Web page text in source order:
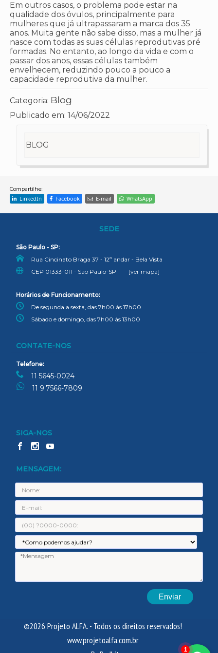
Em outros casos, o problema pode estar na
qualidade dos óvulos, principalmente para
mulheres que já ultrapassaram a marca dos 35
anos. Muita gente não sabe disso, mas a mulher já
nasce com todas as suas células reprodutivas pré
formadas. No entanto, ao longo da vida e com o
passar dos anos, essas células também
envelhecem, reduzindo pouco a pouco a
capacidade reprodutiva da mulher.
Categoria: Blog
Publicado em: 14/06/2022
BLOG
Compartilhe:
LinkedIn Facebook E-mail WhatsApp
SEDE
São Paulo - SP:
Rua Cincinato Braga 37 - 12º andar - Bela Vista
CEP 01333-011 - São Paulo-SP
[ver mapa]
Horários de Funcionamento:
De segunda a sexta, das 7h00 às 17h00
Sábado e domingo, das 7h00 às 13h00
CONTATE-NOS
Telefone:
11 5645-0024
11 9.7566-7809
SIGA-NOS
MENSAGEM:
Nome:
E-
mail:
Telefone:
Assunto:
©2026 Projeto ALFA. - Todos os direitos reservados!
www.projetoalfa.com.br
1